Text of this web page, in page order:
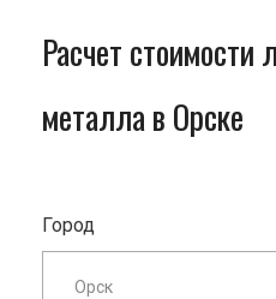
Расчет стоимости
металла в Орске
Город